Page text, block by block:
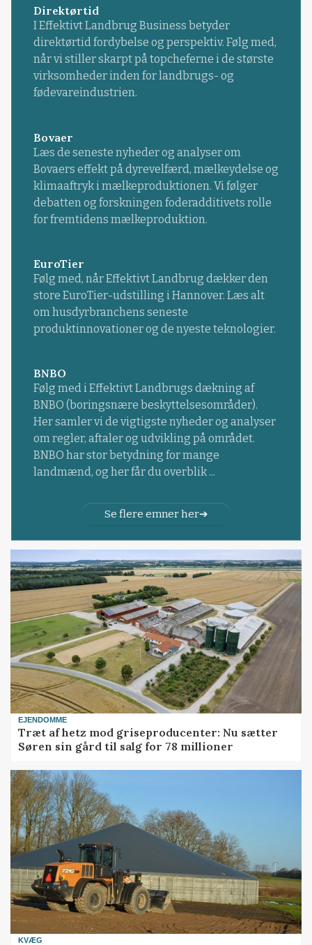
Direktørtid
I Effektivt Landbrug Business betyder
direktørtid fordybelse og perspektiv. Følg med,
når vi stiller skarpt på topcheferne i de største
virksomheder inden for landbrugs- og
fødevareindustrien.
Bovaer
Læs de seneste nyheder og analyser om
Bovaers effekt på dyrevelfærd, mælkeydelse og
klimaaftryk i mælkeproduktionen. Vi følger
debatten og forskningen foderadditivets rolle
for fremtidens mælkeproduktion.
EuroTier
Følg med, når Effektivt Landbrug dækker den
store EuroTier-udstilling i Hannover. Læs alt
om husdyrbranchens seneste
produktinnovationer og de nyeste teknologier.
BNBO
Følg med i Effektivt Landbrugs dækning af
BNBO (boringsnære beskyttelsesområder).
Her samler vi de vigtigste nyheder og analyser
om regler, aftaler og udvikling på området.
BNBO har stor betydning for mange
landmænd, og her får du overblik ...
Se flere emner her
EJENDOMME
Træt af hetz mod griseproducenter: Nu sætter
Søren sin gård til salg for 78 millioner
KVÆG